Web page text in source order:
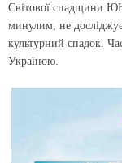
Світової спадщини
минулим, не
культурний спадок.
Україною.